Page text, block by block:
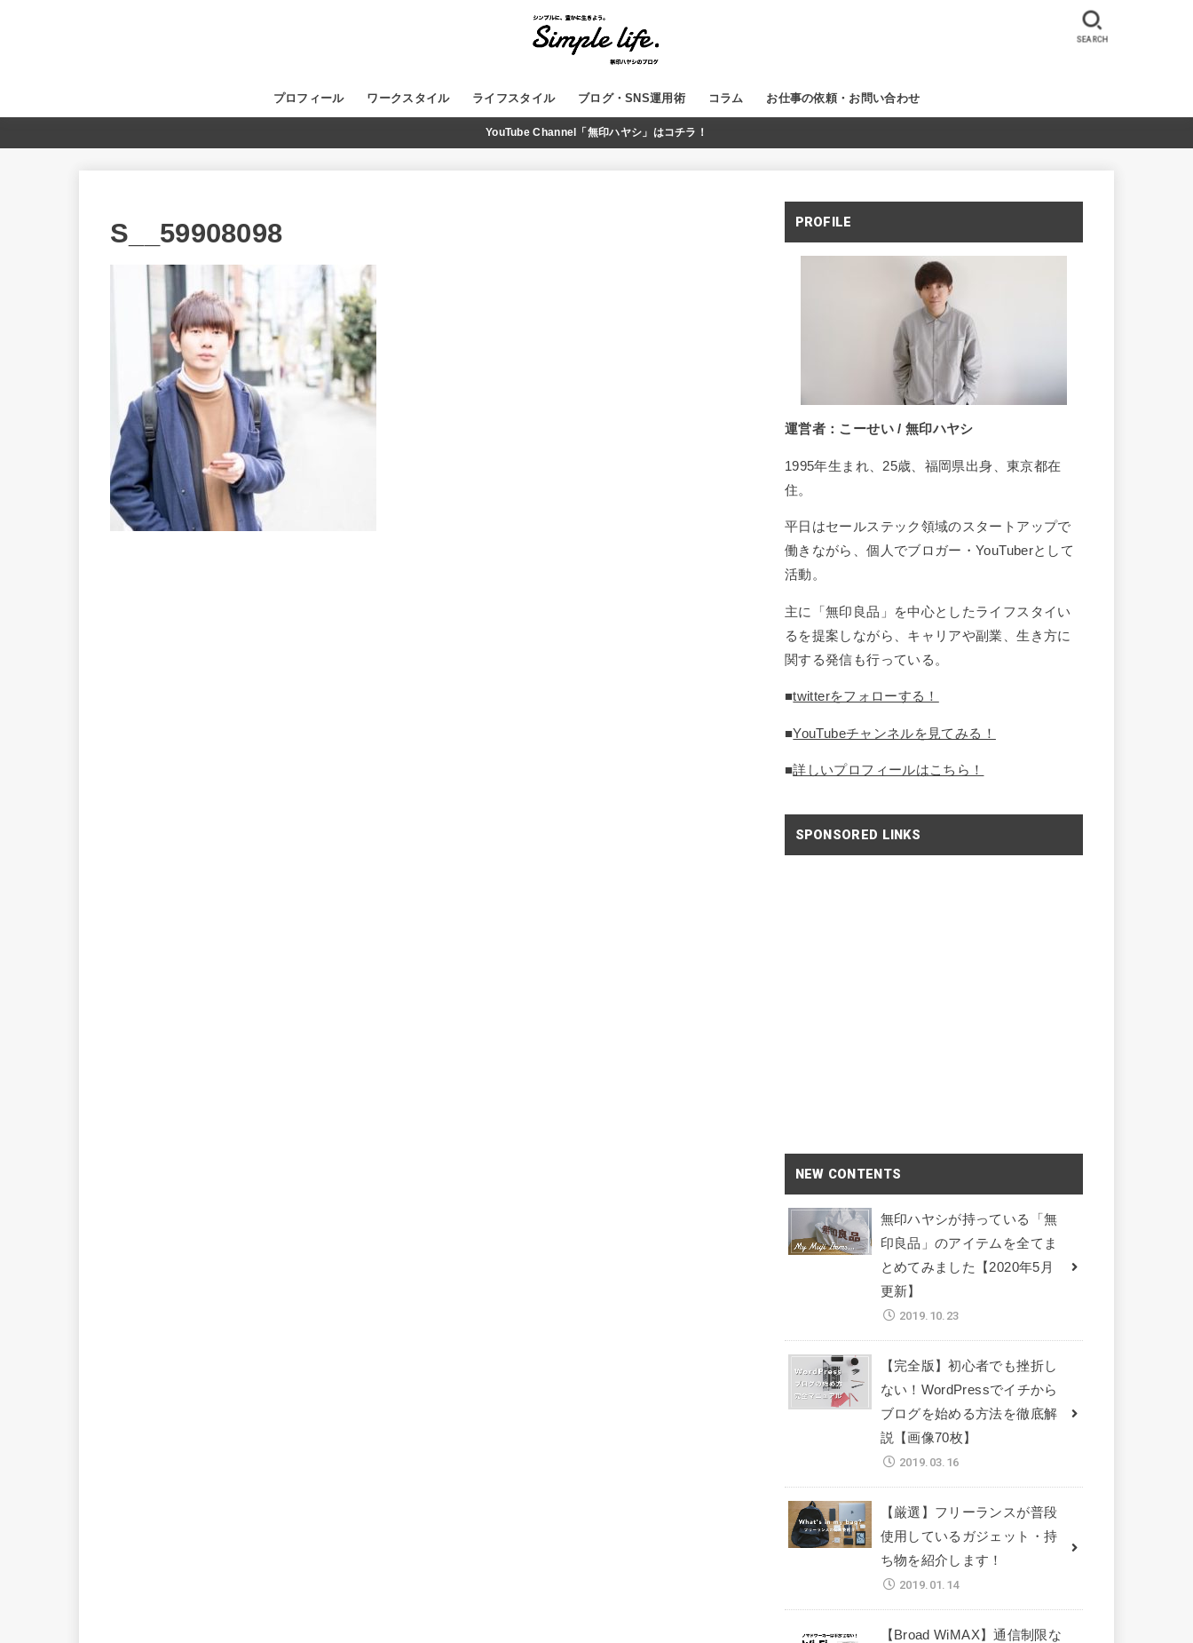
プロフィール ワークスタイル ライフスタイル
GADGET
MUJI
ブログ・SNS運用術
WordPress
ブログ運営
SNS
YouTube
コラム お仕事の依頼・お問い合わせ
SEARCH
YouTube Channel「無印ハヤシ」はコチラ！
S__59908098 PROFILE
運営者：こーせい / 無印ハヤシ
1995年生まれ、25歳、福岡県出身、東京都在
住。
平日はセールステック領域のスタートアップで
働きながら、個人でブロガー・YouTuberとして
活動。
主に「無印良品」を中心としたライフスタイい
るを提案しながら、キャリアや副業、生き方に
関する発信も行っている。
■twitterをフォローする！
■YouTubeチャンネルを見てみる！
■詳しいプロフィールはこちら！
SPONSORED LINKS
NEW CONTENTS
無印ハヤシが持っている「無
印良品」のアイテムを全てま
とめてみました【2020年5月
更新】
2019.10.23
【完全版】初心者でも挫折し
ない！WordPressでイチから
ブログを始める方法を徹底解
説【画像70枚】
2019.03.16
【厳選】フリーランスが普段
使用しているガジェット・持
ち物を紹介します！
2019.01.14
【Broad WiMAX】通信制限な